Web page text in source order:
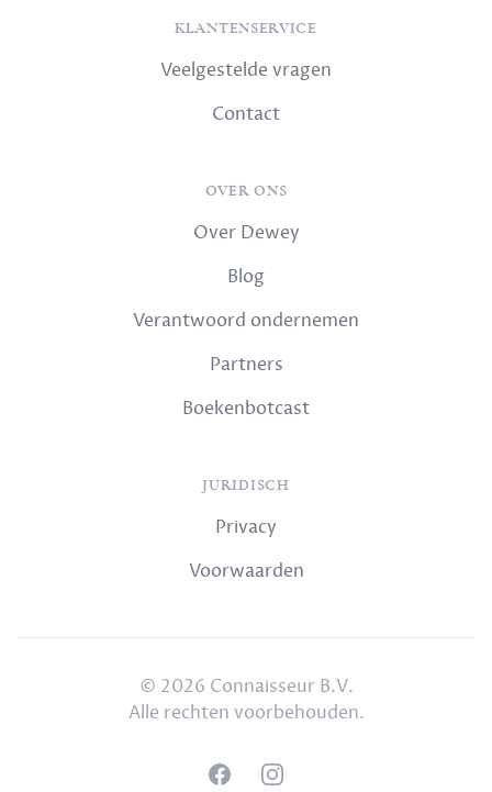
KLANTENSERVICE
Veelgestelde vragen
Contact
OVER ONS
Over Dewey
Blog
Verantwoord ondernemen
Partners
Boekenbotcast
JURIDISCH
Privacy
Voorwaarden
© 2026 Connaisseur B.V.
Alle rechten voorbehouden.
FacebookInstagram